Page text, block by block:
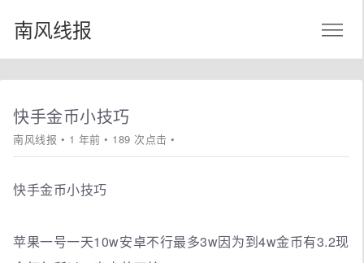
南风线报
快手金币小技巧
南风线报 • 1 年前 • 189 次点击 •
快手金币小技巧
苹果一号一天10w安卓不行最多3w因为到4w金币有3.2现